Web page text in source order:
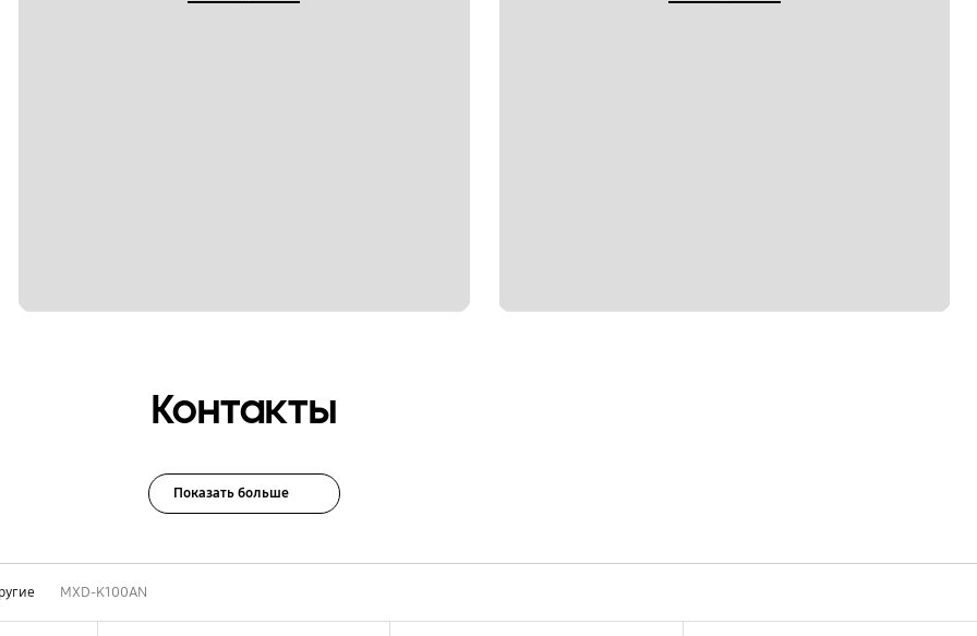
Контакты
Показать больше
MXD-K100AN